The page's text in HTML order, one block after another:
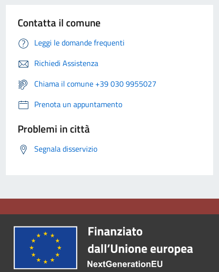
Contatta il comune
Leggi le domande frequenti
Richiedi Assistenza
Chiama il comune +39 030 9955027
Prenota un appuntamento
Problemi in città
Segnala disservizio